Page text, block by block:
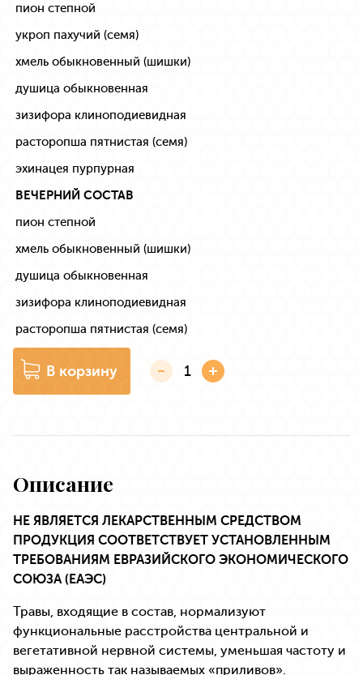
пион степной
укроп пахучий (семя)
хмель обыкновенный (шишки)
душица обыкновенная
зизифора клиноподиевидная
расторопша пятнистая (семя)
эхинацея пурпурная
ВЕЧЕРНИЙ СОСТАВ
пион степной
хмель обыкновенный (шишки)
душица обыкновенная
зизифора клиноподиевидная
расторопша пятнистая (семя)
В корзину
Описание
НЕ ЯВЛЯЕТСЯ ЛЕКАРСТВЕННЫМ СРЕДСТВОМ
ПРОДУКЦИЯ СООТВЕТСТВУЕТ УСТАНОВЛЕННЫМ
ТРЕБОВАНИЯМ ЕВРАЗИЙСКОГО ЭКОНОМИЧЕСКОГО
СОЮЗА (ЕАЭС)
Травы, входящие в состав, нормализуют
функциональные расстройства центральной и
вегетативной нервной системы, уменьшая частоту и
выраженность так называемых «приливов».